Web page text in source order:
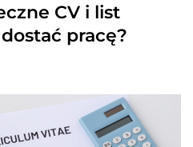
CV i list
pracę?